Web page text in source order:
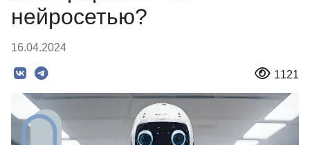
нейросетью?
16.04.2024
1121